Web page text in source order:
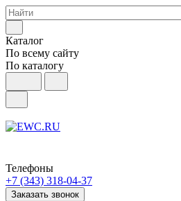
Каталог
По всему сайту
По каталогу
Телефоны
+7 (343) 318-04-37
Заказать звонок